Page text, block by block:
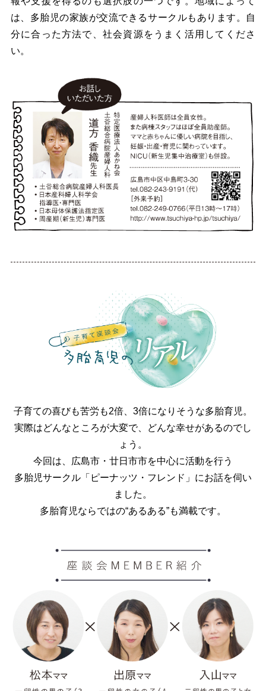
は、多胎児の家族が交流できるサークルもあります。自
分に合った方法で、社会資源をうまく活用してくださ
い。
子育ての喜びも苦労も2倍、3倍になりそうな多胎育児。
実際はどんなところが大変で、どんな幸せがあるのでし
ょう。
今回は、広島市・廿日市市を中心に活動を行う
多胎児サークル「ピーナッツ・フレンド」にお話を伺い
ました。
多胎育児ならではの“あるある”も満載です。